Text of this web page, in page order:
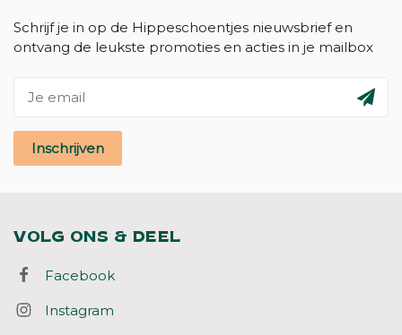
Schrijf je in op de Hippeschoentjes nieuwsbrief en
ontvang de leukste promoties en acties in je mailbox
Inschrijven
VOLG ONS & DEEL
Facebook
Instagram